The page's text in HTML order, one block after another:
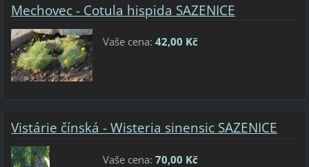
Mechovec - Cotula hispida SAZENICE
Vaše cena: 42,00 Kč
Vistárie čínská - Wisteria sinensic SAZENICE
Vaše cena: 70,00 Kč